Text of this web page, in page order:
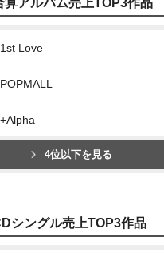
算アルバム売上TOP3作品
1st Love
POPMALL
+Alpha
4位以下を見る
シングル売上TOP3作品